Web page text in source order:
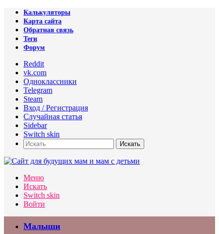
Калькуляторы
Карта сайта
Обратная связь
Теги
Форум
Reddit
vk.com
Одноклассники
Telegram
Steam
Вход / Регистрация
Случайная статья
Sidebar
Switch skin
Искать
Меню
Искать
Switch skin
Войти
Малыши